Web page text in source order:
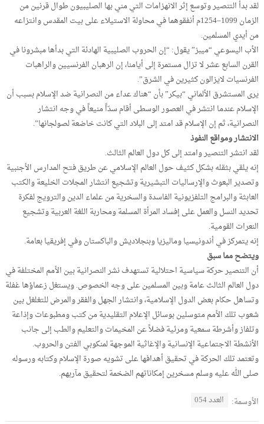
لقد بدأ التنصير وتوسع إثر الانهزامات التي مني بها الصليبيون طوال قرنين من
الزمان 1099–1254م أنفقوهما في محاولة الاستيلاء على بيت المقدس وانتزاعه
من أيدي المسلمين.
الأب اليسوعي “ميبز” يقول: “إن الحروب الصليبية الهادئة التي بدأها مبشرونا في
القرن السابع عشر لا تزال مستمرة إلى أيامنا، إن الرهبان الفرنسيين والراهبات
الفرنسيات لايزالون كثيرين في الشرق”.
يرى المستشرق الألماني “بيكر” بأن “هناك عداء من النصرانية ضد الإسلام بسبب أن
الإسلام عندما انتشر في العصور الوسطى أقام سدّاً منيعاً في وجه انتشار
النصرانية، ثم إن الإسلام قد امتد إلى البلاد التي كانت خاضعة لصولجانها”.
الانتشار ومواقع النفوذ
لقد انتشر التنصير وامتد إلى كل دول العالم الثالث.
إنه يلقي بثقله بشكل كثيف حول العالم الإسلامي عن طريق فتح المدارس الأجنبية
وتصدير البعوث والإرساليات التبشيرية وتشجيع انتشار المجلات الخليعة والكتب
العابثة والبرامج التلفزيونية الفاسدة والسخرية من علماء الدين والترويج لفكرة
تحديد النسل والعمل على إفساد المرأة المسلمة ومحاربة اللغة العربية وتشجيع
النعرات القومية.
إنه يتمركز في أندونيسيا وماليزيا وبنجلاديش والباكستان وفي إفريقيا بعامة.
ويتضح مما سبق
أن التنصير حركة سياسية احتلالية تستهدف نشر النصرانية بين الأمم المختلفة في
دول العالم الثالث عامة وبين المسلمين على وجه الخصوص. ويستغل زعماؤها غفلة
وتساهل حكام بعض الدول الإسلامية، وانتشار الجهل والفقر والمرض للتغلغل بين
شعوب تلك الأمم متوسلين بوسائل الإعلام التقليدية من كتب ومطبوعات وإذاعة
وتلفاز وأشرطة سمعية ومرئية فضلاً عن المخيمات والتعليم والطب إلى جانب
الأنشطة الاجتماعية الإنسانية والإغاثية الموجهة لمنكوبي الفتن والحروب.
وتعتمد تلك الحركة في تحقيق أهدافها على تشويه صورة الإسلام وكتابه ورسوله
صلى الله عليه وسلم مسخرين إمكاناتهم الضخمة لتحقيق مآربهم.
الأوسمة: العدد 054